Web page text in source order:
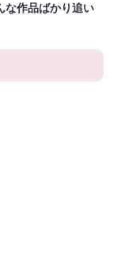
な作品ばかり追い